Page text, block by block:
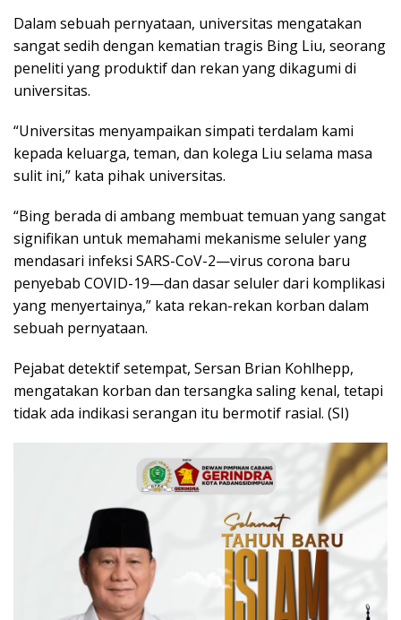
Dalam sebuah pernyataan, universitas mengatakan
sangat sedih dengan kematian tragis Bing Liu, seorang
peneliti yang produktif dan rekan yang dikagumi di
universitas.
“Universitas menyampaikan simpati terdalam kami
kepada keluarga, teman, dan kolega Liu selama masa
sulit ini,” kata pihak universitas.
“Bing berada di ambang membuat temuan yang sangat
signifikan untuk memahami mekanisme seluler yang
mendasari infeksi SARS-CoV-2—virus corona baru
penyebab COVID-19—dan dasar seluler dari komplikasi
yang menyertainya,” kata rekan-rekan korban dalam
sebuah pernyataan.
Pejabat detektif setempat, Sersan Brian Kohlhepp,
mengatakan korban dan tersangka saling kenal, tetapi
tidak ada indikasi serangan itu bermotif rasial. (SI)